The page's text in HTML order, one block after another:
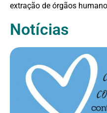
extração de órgãos
Notícias